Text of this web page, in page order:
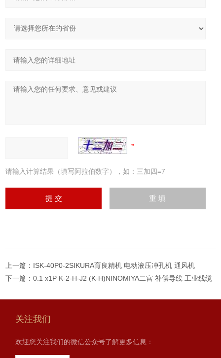
请输入计算结果（填写阿拉伯数字），如：三加四=7
上一篇： ISK-40P0-2SIKURA育良精机 电动液压冲孔机 通风机
下一篇：0.1 x1P K-2-H-J2 (K-H)NINOMIYA二宫 补偿导线 工业线缆
关注我们
欢迎您关注我们的微信公众号了解更多信息：